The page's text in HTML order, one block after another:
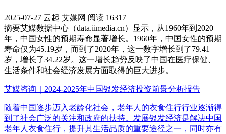
2025-07-27 云起 艾媒网 阅读 16317
摘要艾媒数据中心（data.iimedia.cn）显示，从1960年到2020
年，中国女性的预期寿命显著增长。1960年，中国女性的预期
寿命仅为45.19岁，而到了2020年，这一数字增长到了79.41
岁，增长了34.22岁。这一增长趋势反映了中国在医疗保健、
生活条件和社会经济发展方面取得的巨大进步。
艾媒咨询｜2024-2025年中国银发经济投资前景分析报告
随着中国逐步迈入老龄化社会，老年人的衣食住行行业逐渐得
到了社会广泛的关注和政府的扶持。发展银发经济是解决中国
老年人衣食住行，提升其生活品质的重要途径之一，同时亦有